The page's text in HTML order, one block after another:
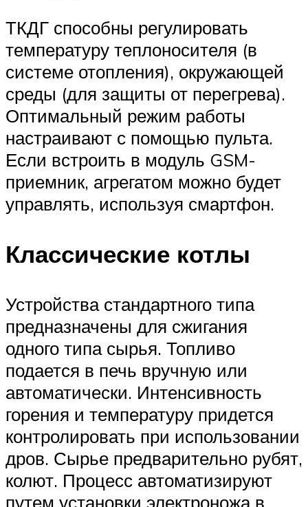
ТКДГ способны регулировать
температуру теплоносителя (в
системе отопления), окружающей
среды (для защиты от перегрева).
Оптимальный режим работы
настраивают с помощью пульта.
Если встроить в модуль GSM-
приемник, агрегатом можно будет
управлять, используя смартфон.
Классические котлы
Устройства стандартного типа
предназначены для сжигания
одного типа сырья. Топливо
подается в печь вручную или
автоматически. Интенсивность
горения и температуру придется
контролировать при использовании
дров. Сырье предварительно рубят,
колют. Процесс автоматизируют
путем установки электроножа в